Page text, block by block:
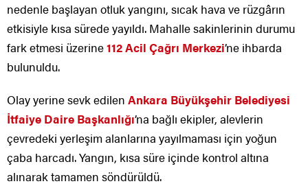
nedenle başlayan otluk yangını, sıcak hava ve rüzgârın
etkisiyle kısa sürede yayıldı. Mahalle sakinlerinin durumu
fark etmesi üzerine112 Acil Çağrı Merkezi’ne ihbarda
bulunuldu.
Olay yerine sevk edilen Ankara Büyükşehir Belediyesi
İtfaiye Daire Başkanlığı’na bağlı ekipler, alevlerin
çevredeki yerleşim alanlarına yayılmaması için yoğun
çaba harcadı. Yangın, kısa süre içinde kontrol altına
alınarak tamamen söndürüldü.